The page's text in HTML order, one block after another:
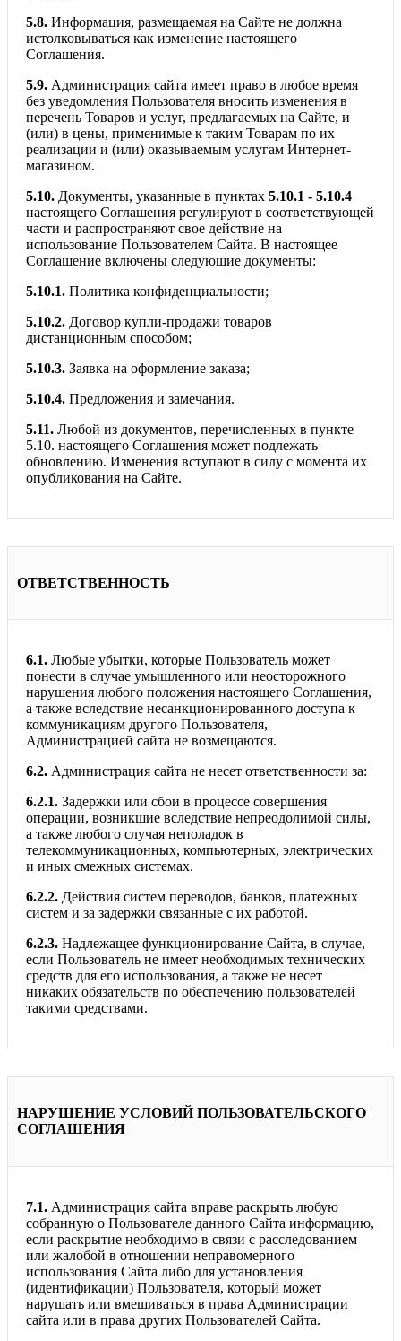
5.8. Информация, размещаемая на Сайте не должна
истолковываться как изменение настоящего
Соглашения.
5.9. Администрация сайта имеет право в любое время
без уведомления Пользователя вносить изменения в
перечень Товаров и услуг, предлагаемых на Сайте, и
(или) в цены, применимые к таким Товарам по их
реализации и (или) оказываемым услугам Интернет-
магазином.
5.10. Документы, указанные в пунктах 5.10.1 - 5.10.4
настоящего Соглашения регулируют в соответствующей
части и распространяют свое действие на
использование Пользователем Сайта. В настоящее
Соглашение включены следующие документы:
5.10.1. Политика конфиденциальности;
5.10.2. Договор купли-продажи товаров
дистанционным способом;
5.10.3. Заявка на оформление заказа;
5.10.4. Предложения и замечания.
5.11. Любой из документов, перечисленных в пункте
5.10. настоящего Соглашения может подлежать
обновлению. Изменения вступают в силу с момента их
опубликования на Сайте.
ОТВЕТСТВЕННОСТЬ
6.1. Любые убытки, которые Пользователь может
понести в случае умышленного или неосторожного
нарушения любого положения настоящего Соглашения,
а также вследствие несанкционированного доступа к
коммуникациям другого Пользователя,
Администрацией сайта не возмещаются.
6.2. Администрация сайта не несет ответственности за:
6.2.1. Задержки или сбои в процессе совершения
операции, возникшие вследствие непреодолимой силы,
а также любого случая неполадок в
телекоммуникационных, компьютерных, электрических
и иных смежных системах.
6.2.2. Действия систем переводов, банков, платежных
систем и за задержки связанные с их работой.
6.2.3. Надлежащее функционирование Сайта, в случае,
если Пользователь не имеет необходимых технических
средств для его использования, а также не несет
никаких обязательств по обеспечению пользователей
такими средствами.
НАРУШЕНИЕ УСЛОВИЙ ПОЛЬЗОВАТЕЛЬСКОГО
СОГЛАШЕНИЯ
7.1. Администрация сайта вправе раскрыть любую
собранную о Пользователе данного Сайта информацию,
если раскрытие необходимо в связи с расследованием
или жалобой в отношении неправомерного
использования Сайта либо для установления
(идентификации) Пользователя, который может
нарушать или вмешиваться в права Администрации
сайта или в права других Пользователей Сайта.